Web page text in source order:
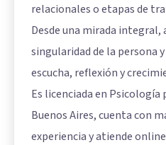
relacionales o etapas de
Desde una mirada integral,
singularidad de la persona
escucha, reflexión y
Es licenciada en Psicología
Buenos Aires, cuenta con
experiencia y atiende